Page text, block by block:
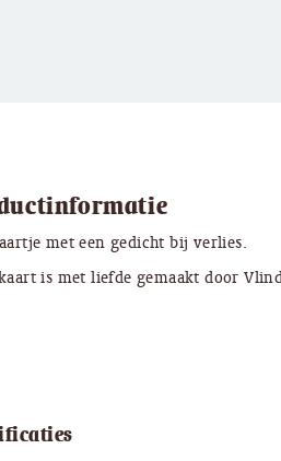
met een gedicht bij verlies.
is met liefde gemaakt door